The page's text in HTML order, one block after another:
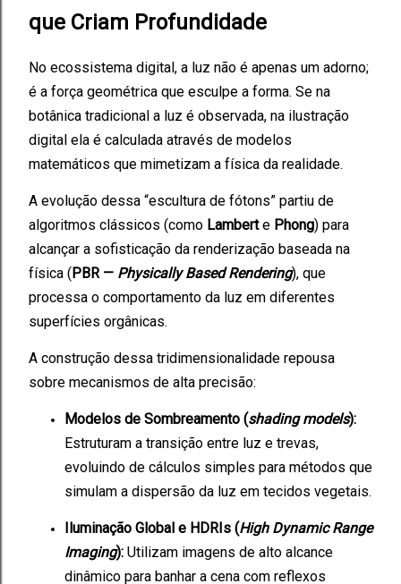
que Criam Profundidade
No ecossistema digital, a luz não é apenas um adorno;
é a força geométrica que esculpe a forma. Se na
botânica tradicional a luz é observada, na ilustração
digital ela é calculada através de modelos
matemáticos que mimetizam a física da realidade.
A evolução dessa “escultura de fótons” partiu de
algoritmos clássicos (como Lamberte Phong) para
alcançar a sofisticação da renderização baseada na
física ( PBR — Physically Based Rendering), que
processa o comportamento da luz em diferentes
superfícies orgânicas.
A construção dessa tridimensionalidade repousa
sobre mecanismos de alta precisão:
Modelos de Sombreamento (shading models):
Estruturam a transição entre luz e trevas,
evoluindo de cálculos simples para métodos que
simulam a dispersão da luz em tecidos vegetais.
Iluminação Global e HDRIs (High Dynamic Range
Imaging): Utilizam imagens de alto alcance
dinâmico para banhar a cena com reflexos